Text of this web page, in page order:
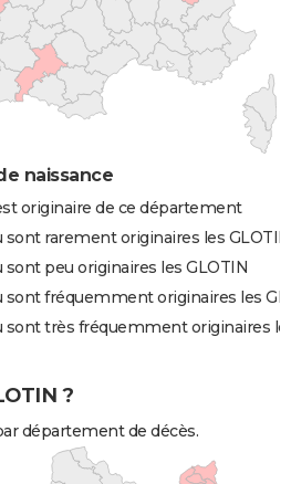
naissance
originaire de ce département
rarement originaires les GLOTIN
peu originaires les GLOTIN
fréquemment originaires les
très fréquemment originaires
?
département de décès.